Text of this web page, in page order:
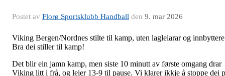
Postet av Florø Sportsklubb Handball den 9. mar 2026
Viking Bergen/Nordnes stilte til kamp, uten lagleiarar og
Bra dei stiller til kamp!
Det blir ein jamn kamp, men siste 10 minutt av første omgang drar
Viking litt i frå, og leier 13-9 til pause. Vi klarer ikkje å stoppe dei